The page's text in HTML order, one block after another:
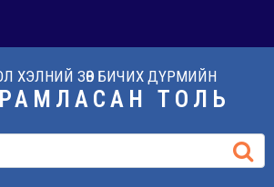
ХЭЛНИЙ ЗӨВ БИЧИХ ДҮРМИЙН
ТОЛЬ